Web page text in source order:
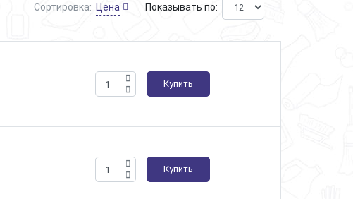
Сортировка: Цена Показывать по:
Купить
Купить